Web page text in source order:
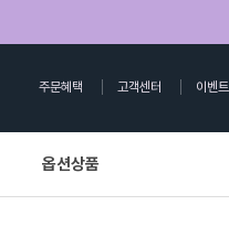
주문혜택 고객센터 이벤트
옵션상품